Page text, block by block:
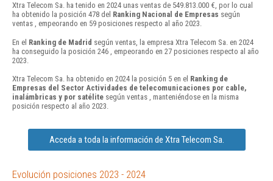
Xtra Telecom Sa. ha tenido en 2024 unas ventas de 549.813.000 €, por lo cual
ha obtenido la posición 478 del Ranking Nacional de Empresas según
ventas , empeorando en 59 posiciones respecto al año 2023.
En el Ranking de Madrid según ventas, la empresa Xtra Telecom Sa. en 2024
ha conseguido la posición 246 , empeorando en 27 posiciones respecto al año
2023.
Xtra Telecom Sa. ha obtenido en 2024 la posición 5 en el Ranking de
Empresas del Sector Actividades de telecomunicaciones por cable,
inalámbricas y por satélite según ventas , manteniéndose en la misma
posición respecto al año 2023.
Acceda a toda la información de Xtra Telecom Sa.
Evolución posiciones 2023 - 2024